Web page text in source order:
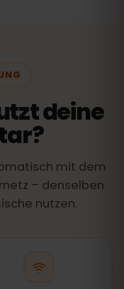
deine
mit dem
– denselben
nutzen.